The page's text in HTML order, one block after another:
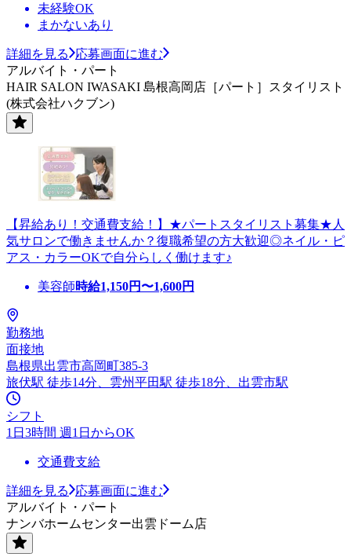
未経験OK
まかないあり
詳細を見る
応募画面に進む
アルバイト・パート
HAIR SALON IWASAKI 島根高岡店［パート］スタイリスト
(株式会社ハクブン)
【昇給あり！交通費支給！】★パートスタイリスト募集★人
気サロンで働きませんか？復職希望の方大歓迎◎ネイル・ピ
アス・カラーOKで自分らしく働けます♪
美容師時給1,150円〜1,600円
勤務地
面接地
島根県出雲市高岡町385-3
旅伏駅 徒歩14分、雲州平田駅 徒歩18分、出雲市駅
シフト
1日3時間 週1日からOK
交通費支給
詳細を見る
応募画面に進む
アルバイト・パート
ナンバホームセンター出雲ドーム店